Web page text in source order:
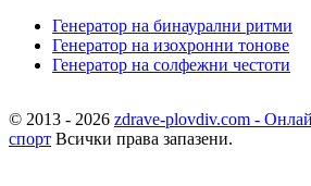
Генератор на бинаурални ритми
Генератор на изохронни тонове
Генератор на солфежни честоти
© 2013 - 2026 zdrave-plovdiv.com -
спорт Всички права запазени.